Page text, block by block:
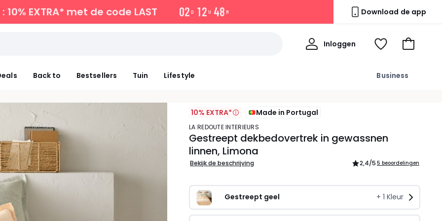
10% EXTRA* met de code LAST 02 D 12 U 47 M Download de app
Back to Bestsellers Tuin Lifestyle Business
Inloggen
Mijn
Kijk
Naar
10% EXTRA* Made in Portugal
LA REDOUTE INTERIEURS
Gestreept dekbedovertrek in gewassnen
linnen, Limona
Bekijk de beschrijving 2,4/5 5 beoordelingen
Gestreept geel + 1 Kleur